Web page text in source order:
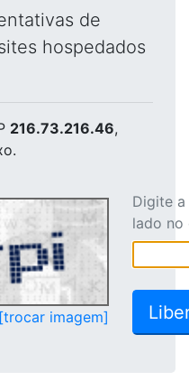
de
hospedados
216.73.216.46,
[trocar imagem]
Digite
lado no